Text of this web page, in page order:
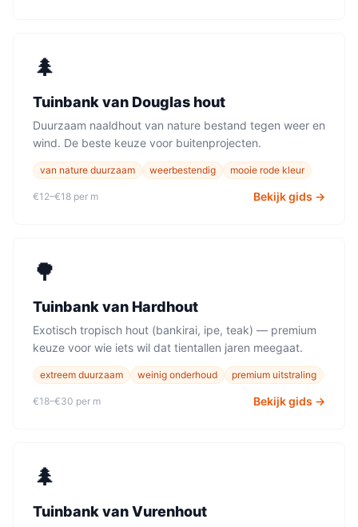
🌲
Tuinbankvan Douglas hout
Duurzaam naaldhout van nature bestand tegen weer en
wind. De beste keuze voor buitenprojecten.
van nature duurzaam weerbestendig mooie rode kleur
€12–€18 per m Bekijk gids →
🌳
Tuinbankvan Hardhout
Exotisch tropisch hout (bankirai, ipe, teak) — premium
keuze voor wie iets wil dat tientallen jaren meegaat.
extreem duurzaam weinig onderhoud premium uitstraling
€18–€30 per m Bekijk gids →
🌲
TuinbankvanVurenhout